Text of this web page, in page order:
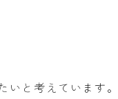
と考えています。